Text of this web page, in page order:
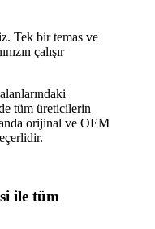
Tek bir temas ve
çalışır
tüm üreticilerin
orijinal ve OEM
ile tüm